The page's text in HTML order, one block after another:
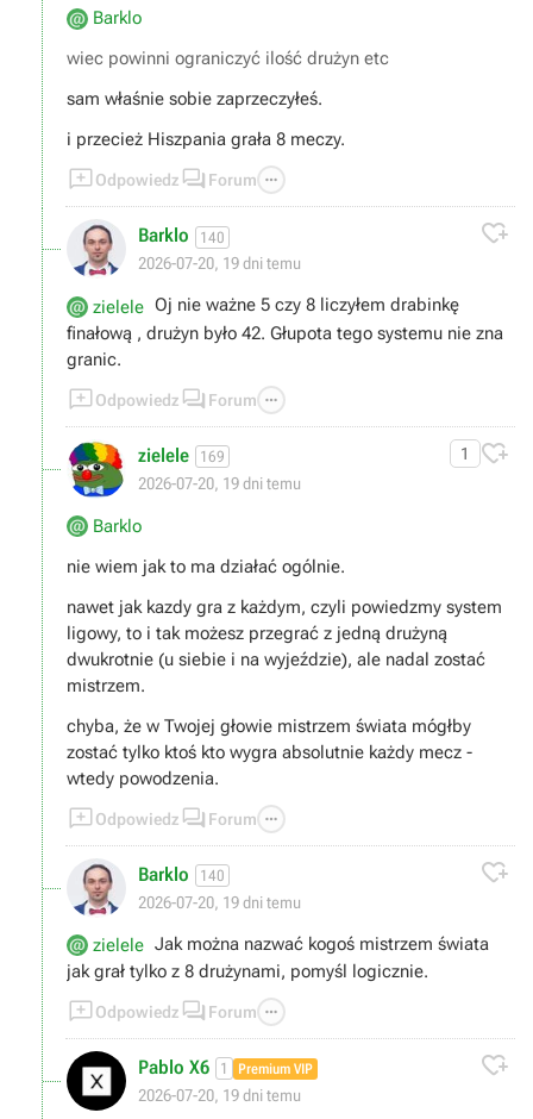
Barklo
wiec powinni ograniczyć ilość drużyn etc
sam właśnie sobie zaprzeczyłeś.
i przecież Hiszpania grała 8 meczy.
Odpowiedz  Forum 
Barklo 140
2026-07-20, 19 dni temu

zielele Oj nie ważne 5 czy 8 liczyłem drabinkę
finałową , drużyn było 42. Głupota tego systemu nie zna
granic.
Odpowiedz  Forum 
zielele 169
2026-07-20, 19 dni temu
1 
Barklo
nie wiem jak to ma działać ogólnie.
nawet jak kazdy gra z każdym, czyli powiedzmy system
ligowy, to i tak możesz przegrać z jedną drużyną
dwukrotnie (u siebie i na wyjeździe), ale nadal zostać
mistrzem.
chyba, że w Twojej głowie mistrzem świata mógłby
zostać tylko ktoś kto wygra absolutnie każdy mecz -
wtedy powodzenia.
Odpowiedz  Forum 
Barklo 140
2026-07-20, 19 dni temu

zielele Jak można nazwać kogoś mistrzem świata
jak grał tylko z 8 drużynami, pomyśl logicznie.
Odpowiedz  Forum 
Pablo X6 1 Premium VIP
2026-07-20, 19 dni temu
